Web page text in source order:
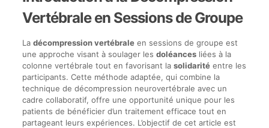
Vertébrale en Sessions de Groupe
La décompression vertébraleen sessions de groupe est
une approche visant à soulager les doléancesliées à la
colonne vertébrale tout en favorisant la solidaritéentre les
participants. Cette méthode adaptée, qui combine la
technique de décompression neurovertébrale avec un
cadre collaboratif, offre une opportunité unique pour les
patients de bénéficier d’un traitement efficace tout en
partageant leurs expériences. L’objectif de cet article est